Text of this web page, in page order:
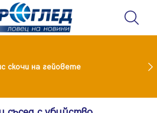
скочи на гейовете